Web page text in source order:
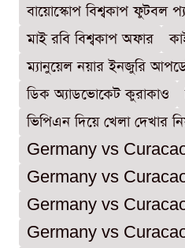
বায়োস্কোপ বিশ্বকাপ ফুটবল
মাই রবি বিশ্বকাপ অফার
ম্যানুয়েল নয়ার ইনজুরি
ডিক অ্যাডভোকেট কুরাকাও
ভিপিএন দিয়ে খেলা দেখার
Germany vs
Germany vs
Germany vs
Germany vs